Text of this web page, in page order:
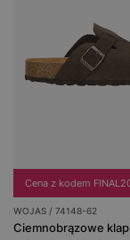
Cena z kodem
WOJAS / 74148-62